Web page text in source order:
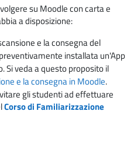
su Moodle con carta e
a disposizione:
e la consegna del
installata un'App
Si veda a questo proposito il
e la consegna in Moodle.
gli studenti ad effettuare
Corso di Familiarizzazione